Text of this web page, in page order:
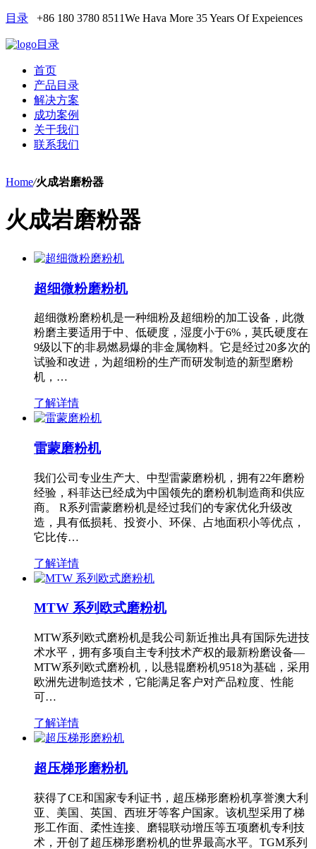
目录 +86 180 3780 8511We Hava More 35 Years Of Expeiences
目录
首页
产品目录
解决方案
成功案例
关于我们
联系我们
Home/火成岩磨粉器
火成岩磨粉器
超细微粉磨粉机
超细微粉磨粉机是一种细粉及超细粉的加工设备，此微
粉磨主要适用于中、低硬度，湿度小于6%，莫氏硬度在
9级以下的非易燃易爆的非金属物料。它是经过20多次的
试验和改进，为超细粉的生产而研发制造的新型磨粉
机，…
了解详情
雷蒙磨粉机
我们公司专业生产大、中型雷蒙磨粉机，拥有22年磨粉
经验，科菲达已经成为中国领先的磨粉机制造商和供应
商。 R系列雷蒙磨粉机是经过我们的专家优化升级改
造，具有低损耗、投资小、环保、占地面积小等优点，
它比传…
了解详情
MTW 系列欧式磨粉机
MTW系列欧式磨粉机是我公司新近推出具有国际先进技
术水平，拥有多项自主专利技术产权的最新粉磨设备—
MTW系列欧式磨粉机，以悬辊磨粉机9518为基础，采用
欧洲先进制造技术，它能满足客户对产品粒度、性能
可…
了解详情
超压梯形磨粉机
获得了CE和国家专利证书，超压梯形磨粉机享誉澳大利
亚、美国、英国、西班牙等客户国家。该机型采用了梯
形工作面、柔性连接、磨辊联动增压等五项磨机专利技
术，开创了超压梯形磨粉机的世界最高水平。TGM系列